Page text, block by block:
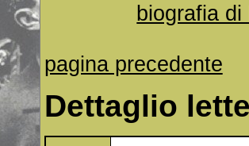
biografia
pagina precedente
Dettaglio